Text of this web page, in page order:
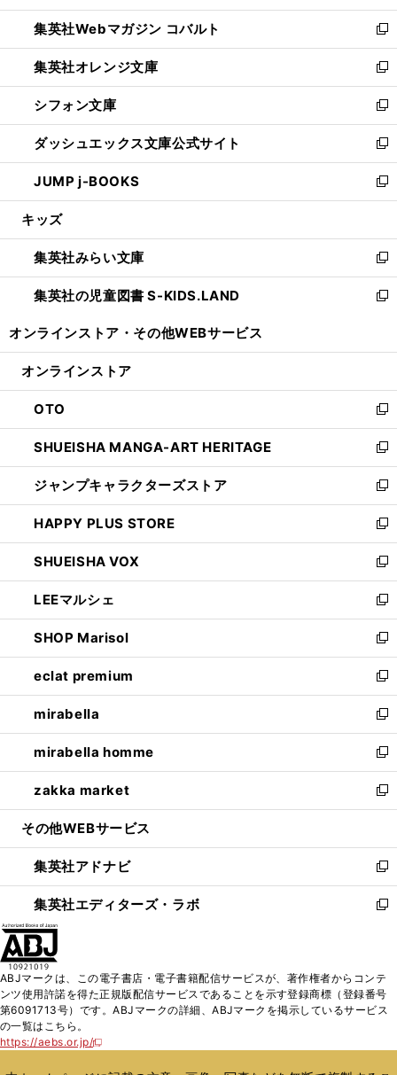
開
く
ウ
で
開
く
ン
ド
ウ
で
開
く
ウ
ィ
ン
ド
ウ
で
開
く
集英社Webマガジン コバルト
新
し
い
ウ
ィ
ン
ド
ウ
で
開
集英社オレンジ文庫
新
し
い
ウ
ィ
ン
ド
ウ
開
く
シフォン文庫
新
し
い
ウ
ィ
ン
ウ
で
開
く
ダッシュエックス文庫公式サイト
新
し
い
ウ
ン
ド
ウ
で
JUMP j-BOOKS
新
し
ウ
ィ
ン
ド
開
キッズ
集英社みらい文庫
新
し
い
ン
ウ
で
開
く
集英社の児童図書 S-KIDS.LAND
新
ウ
ン
ド
ウ
で
開
く
オンラインストア・ その他WEBサービス
オンラインストア
OTO
新
し
い
ウ
ィ
ン
ド
ウ
で
開
く
SHUEISHA MANGA-ART HERITAGE
新
し
い
ウ
ィ
ン
ド
ウ
で
開
く
ジャンプキャラクターズストア
新
し
い
ウ
ィ
ン
ド
ウ
で
開
く
HAPPY PLUS STORE
新
し
い
ウ
ィ
ン
ド
ウ
で
開
く
SHUEISHA VOX
新
し
い
ウ
ィ
ン
ド
ウ
で
開
く
LEEマルシェ
新
し
い
ウ
ィ
ン
ド
ウ
で
開
く
SHOP Marisol
新
し
い
ウ
ィ
ン
ド
ウ
で
開
eclat premium
新
し
い
ウ
ィ
ン
ド
ウ
開
く
mirabella
新
し
い
ウ
ィ
ン
ウ
で
開
く
mirabella homme
新
し
い
ウ
ン
ド
ウ
で
zakka market
新
し
ウ
ィ
ン
ド
く
その他WEBサービス
集英社アドナビ
新
し
い
ド
ウ
で
集英社エディターズ・ラボ
新
ィ
ン
ド
ABJマークは、この電子書店・電子書籍配信サービスが、著作権者からコンテ
ンツ使用許諾を得た正規版配信サービスであることを示す登録商標（登録番号
第6091713号）です。ABJマークの詳細、ABJマークを掲示しているサービス
の一覧はこちら。
https://aebs.or.jp/
新